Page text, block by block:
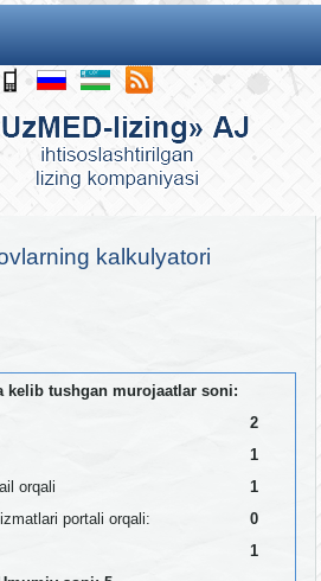
kalkulyatori
kelib tushgan murojaatlar soni:
2
1
orqali
1
portali orqali:
0
1